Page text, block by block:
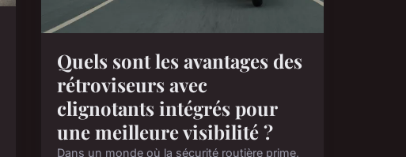
Quels sont les avantages des
rétroviseurs avec
clignotants intégrés pour
une meilleure visibilité ?
Dans un monde où la sécurité routière prime,